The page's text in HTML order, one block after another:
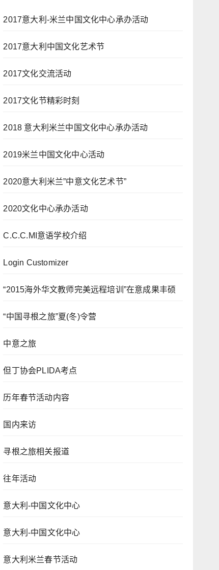
2017意大利-米兰中国文化中心承办活动
2017意大利中国文化艺术节
2017文化交流活动
2017文化节精彩时刻
2018 意大利米兰中国文化中心承办活动
2019米兰中国文化中心活动
2020意大利米兰”中意文化艺术节”
2020文化中心承办活动
C.C.C.MI意语学校介绍
Login Customizer
“2015海外华文教师完美远程培训”在意成果丰硕
“中国寻根之旅”夏(冬)令营
中意之旅
但丁协会PLIDA考点
历年春节活动内容
国内来访
寻根之旅相关报道
往年活动
意大利-中国文化中心
意大利-中国文化中心
意大利米兰春节活动